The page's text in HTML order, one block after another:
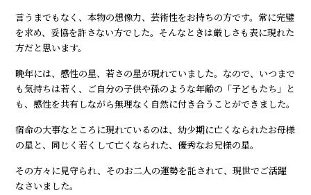
言うまでもなく、本物の想像力、芸術性をお持ちの方です。常に完璧
を求め、妥協を許さない方でした。そんなときは厳しさも表に現れた
方だと思います。
晩年には、感性の星、若さの星が現れていました。なので、いつまで
も気持ちは若く、ご自分の子供や孫のような年齢の「子どもたち」と
も、感性を共有しながら無理なく自然に付き合うことができました。
宿命の大事なところに現れているのは、幼少期に亡くなられたお母様
の星と、同じく若くして亡くなられた、優秀なお兄様の星。
その方々に見守られ、そのお二人の運勢を託されて、現世でご活躍
なさいました。